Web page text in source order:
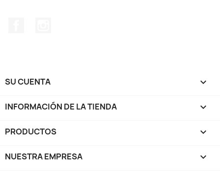
SU CUENTA 
INFORMACIÓN DE LA TIENDA keyboard_arrow_down
PRODUCTOS 
NUESTRA EMPRESA 